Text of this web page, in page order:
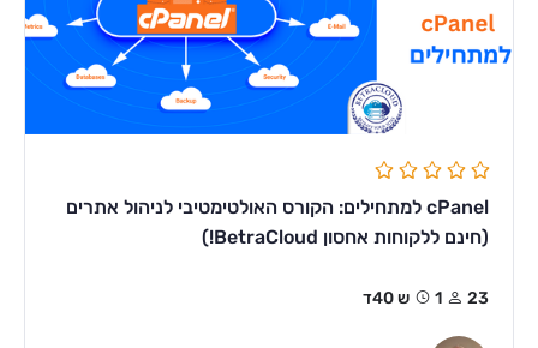
cPanel למתחילים: הקורס האולטימטיבי לניהול אתרים
(חינם ללקוחות אחסון BetraCloud!)
23 1ש 40ד